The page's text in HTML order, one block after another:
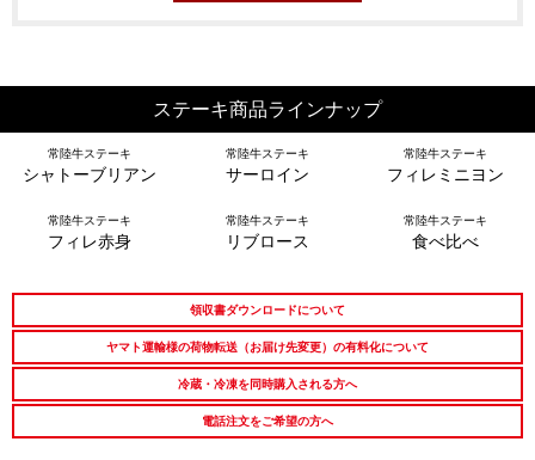
お中元ハムギフ
ト
LINEギフト ふるさと納税
ステーキ商品ラインナップ
常陸牛ステーキ
シャトーブリアン
常陸牛ステーキ
サーロイン
常陸牛ステーキ
フィレミニヨン
常陸牛ステーキ
フィレ赤身
常陸牛ステーキ
リブロース
常陸牛ステーキ
食べ比べ
領収書ダウンロードについて
ヤマト運輸様の荷物転送（お届け先変更）の有料化について
冷蔵・冷凍を同時購入される方へ
電話注文をご希望の方へ